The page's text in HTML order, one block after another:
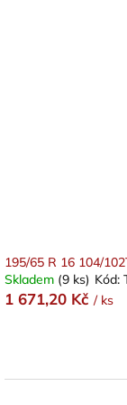
195/65 R 16 104/
Skladem (9 ks) Kód:
1 671,20 Kč / ks